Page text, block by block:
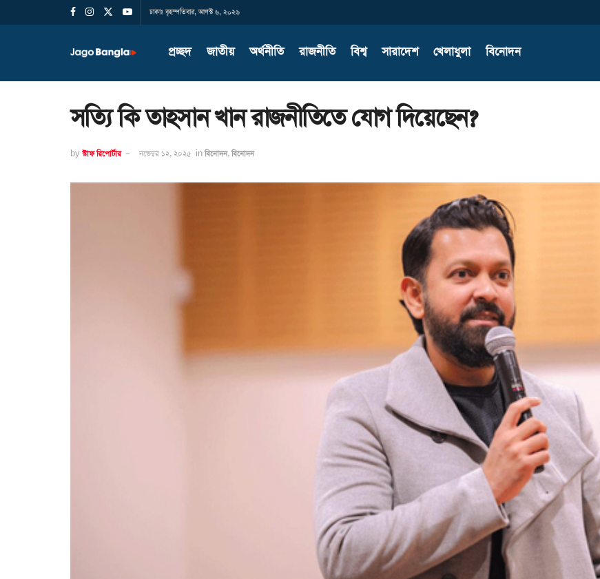
ঢাকাঃ বৃহস্পতিবার, আগস্ট ৬, ২০২৬
প্রচ্ছদ জাতীয় অর্থনীতি রাজনীতি বিশ্ব সারাদেশ খেলাধুলা বিনোদন
সত্যি কি তাহসান খান রাজনীতিতে যোগ দিয়েছেন?
by স্টাফ রিপোর্টার নভেম্বর ১২, ২০২৫ in বিনোদন,বিনোদন